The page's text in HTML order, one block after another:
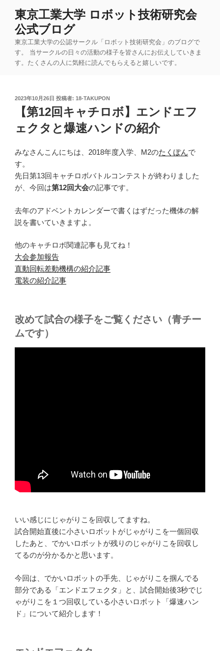
東京工業大学 ロボット技術研究会
公式ブログ
東京工業大学の公認サークル「ロボット技術研究会」のブログで
す。 当サークルの日々の活動の様子を皆さんにお伝えしていきま
す。たくさんの人に気軽に読んでもらえると嬉しいです。
投
2023年10月26日 投稿者: 18-TAKUPON
【第12回キャチロボ】エンドエフ
ェクタと爆速ハンドの紹介
みなさんこんにちは、2018年度入学、M2のたくぽんで
す。
先日第13回キャチロボバトルコンテストが終わりました
が、今回は第12回大会の記事です。
去年のアドベントカレンダーで書くはずだった機体の解
説を書いていきますよ。
他のキャチロボ関連記事も見てね！
大会参加報告
直動回転差動機構の紹介記事
電装の紹介記事
改めて試合の様子をご覧ください（青チー
ムです）
いい感じにじゃがりこを回収してますね。
試合開始直後に小さいロボットがじゃがりこを一個回収
したあと、でかいロボットが残りのじゃがりこを回収し
てるのが分かるかと思います。
今回は、でかいロボットの手先、じゃがりこを掴んでる
部分である「エンドエフェクタ」と、試合開始後3秒でじ
ゃがりこを１つ回収している小さいロボット「爆速ハン
ド」について紹介します！